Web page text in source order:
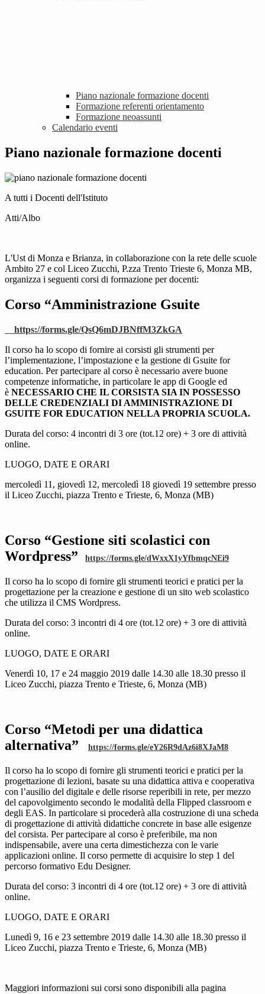
Piano nazionale formazione docenti
Formazione referenti orientamento
Formazione neoassunti
Calendario eventi
Piano nazionale formazione docenti
A tutti i Docenti dell'Istituto
Atti/Albo
L'Ust di Monza e Brianza, in collaborazione con la rete delle scuole
Ambito 27 e col Liceo Zucchi, P.zza Trento Trieste 6, Monza MB,
organizza i seguenti corsi di formazione per docenti:
Corso “Amministrazione Gsuite
https://forms.gle/QsQ6mDJBNffM3ZkGA
Il corso ha lo scopo di fornire ai corsisti gli strumenti per
l’implementazione, l’impostazione e la gestione di Gsuite for
education. Per partecipare al corso è necessario avere buone
competenze informatiche, in particolare le app di Google ed
è NECESSARIO CHE IL CORSISTA SIA IN POSSESSO
DELLE CREDENZIALI DI AMMINISTRAZIONE DI
GSUITE FOR EDUCATION NELLA PROPRIA SCUOLA.
Durata del corso: 4 incontri di 3 ore (tot.12 ore) + 3 ore di attività
online.
LUOGO, DATE E ORARI
mercoledì 11, giovedì 12, mercoledì 18 giovedì 19 settembre presso
il Liceo Zucchi, piazza Trento e Trieste, 6, Monza (MB)
Corso “Gestione siti scolastici con
Wordpress”
https://forms.gle/dWxxX1yYfbmqcNEi9
Il corso ha lo scopo di fornire gli strumenti teorici e pratici per la
progettazione per la creazione e gestione di un sito web scolastico
che utilizza il CMS Wordpress.
Durata del corso: 3 incontri di 4 ore (tot.12 ore) + 3 ore di attività
online.
LUOGO, DATE E ORARI
Venerdì 10, 17 e 24 maggio 2019 dalle 14.30 alle 18.30 presso il
Liceo Zucchi, piazza Trento e Trieste, 6, Monza (MB)
Corso “Metodi per una didattica
alternativa”
https://forms.gle/eY26R9dAz6i8XJaM8
Il corso ha lo scopo di fornire gli strumenti teorici e pratici per la
progettazione di lezioni, basate su una didattica attiva e cooperativa
con l’ausilio del digitale e delle risorse reperibili in rete, per mezzo
del capovolgimento secondo le modalità della Flipped classroom e
degli EAS. In particolare si procederà alla costruzione di una scheda
di progettazione di attività didattiche concrete in base alle esigenze
del corsista. Per partecipare al corso è preferibile, ma non
indispensabile, avere una certa dimestichezza con le varie
applicazioni online. Il corso permette di acquisire lo step 1 del
percorso formativo Edu Designer.
Durata del corso: 3 incontri di 4 ore (tot.12 ore) + 3 ore di attività
online.
LUOGO, DATE E ORARI
Lunedì 9, 16 e 23 settembre 2019 dalle 14.30 alle 18.30 presso il
Liceo Zucchi, piazza Trento e Trieste, 6, Monza (MB)
Maggiori informazioni sui corsi sono disponibili alla pagina